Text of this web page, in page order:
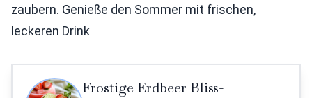
zaubern. Genieße den Sommer mit frischen,
leckeren Drink
Frostige Erdbeer Bliss-